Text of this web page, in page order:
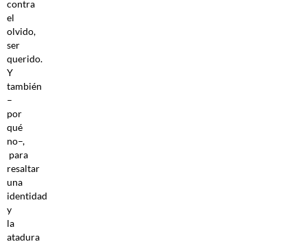
contra
el
olvido,
ser
querido.
Y
también
–
por
qué
no–,
para
resaltar
una
identidad
y
la
atadura